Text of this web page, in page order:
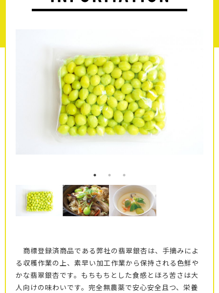
商標登録済商品である弊社の翡翠銀杏は、手摘みによ
る収穫作業の上、素早い加工作業から保持される色鮮や
かな翡翠銀杏です。もちもちとした食感とほろ苦さは大
人向けの味わいです。完全無農薬で安心安全且つ、栄養